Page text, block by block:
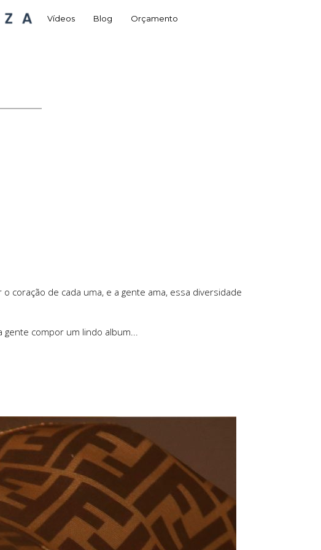
Vídeos Blog Orçamento
coração de cada uma, e a gente ama, essa diversidade
gente compor um lindo album...